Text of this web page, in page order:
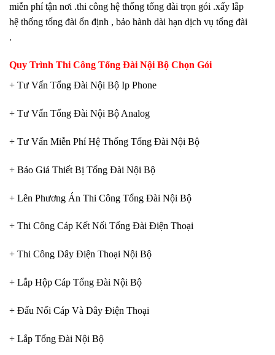
miễn phí tận nơi .thi công hệ thống tổng đài trọn gói .xấy lắp
hệ thống tổng đài ổn định , bảo hành dài hạn dịch vụ tổng đài
.
Quy Trình Thi Công Tổng Đài Nội Bộ Chọn Gói
+ Tư Vấn Tổng Đài Nội Bộ Ip Phone
+ Tư Vấn Tổng Đài Nội Bộ Analog
+ Tư Vấn Miễn Phí Hệ Thống Tổng Đài Nội Bộ
+ Báo Giá Thiết Bị Tổng Đài Nội Bộ
+ Lên Phương Án Thi Công Tổng Đài Nội Bộ
+ Thi Công Cáp Kết Nối Tổng Đài Điện Thoại
+ Thi Công Dây Điện Thoại Nội Bộ
+ Lắp Hộp Cáp Tổng Đài Nội Bộ
+ Đấu Nối Cáp Và Dây Điện Thoại
+ Lắp Tổng Đài Nội Bộ